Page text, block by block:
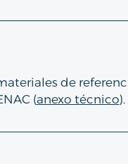
de
(anexo técnico